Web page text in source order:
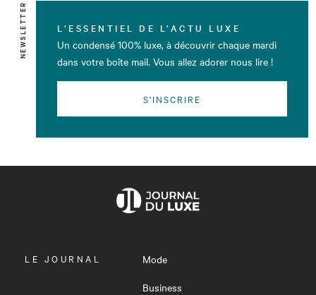
NEWSLETTER L’ESSENTIEL DE L’ACTU LUXE
Un condensé 100% luxe, à découvrir chaque mardi
dans votre boîte mail. Vous allez adorer nous lire !
S'INSCRIRE
OUVRIR
LE JOURNAL
Mode
Business